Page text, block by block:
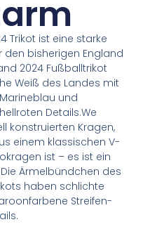
Trikot ist eine starke
bisherigen England
2024 Fußballtrikot
Weiß des Landes mit
und
Details.We
konstruierten Kragen,
einem klassischen V-
ist – es ist ein
Ärmelbündchen des
haben schlichte
Streifen-